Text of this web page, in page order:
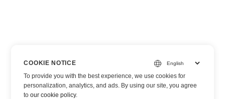
COOKIE NOTICE
To provide you with the best experience, we use cookies for
personalization, analytics, and ads. By using our site, you agree
toour cookie policy.